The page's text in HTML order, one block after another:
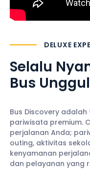
DELUXE
Selalu
Bus
Bus Discovery
pariwisata premium.
perjalanan Anda;
outing, aktivitas
kenyamanan
dan pelayanan yang